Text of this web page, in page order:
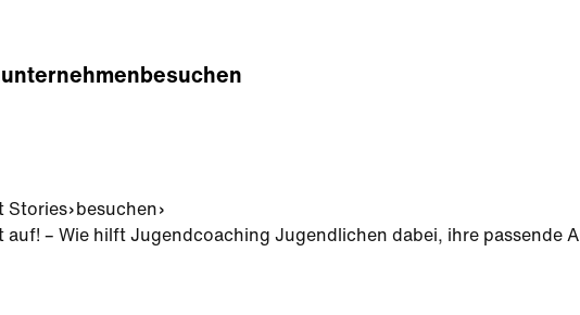
unternehmenbesuchen
Stories
besuchen
auf! – Wie hilft Jugendcoaching Jugendlichen dabei, ihre passende